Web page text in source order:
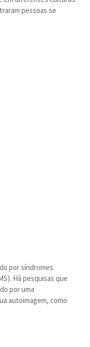
pessoas se
por síndromes
Há pesquisas que
por uma
autoimagem, como